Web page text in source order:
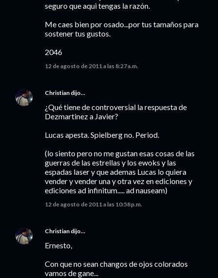
seguro que aqui tengas la razón.
Me caes bien por osado...por tus tamaños para
sostener tus gustos.
2046
12 de agosto de 2011 a las 8:27 a.m.
Christian dijo…
¿Qué tiene de controversial la respuesta de
Dezmartinez a Javier?
Lucas apesta. Spielberg no. Period.
(lo siento pero no me gustan esas cosas de las
guerras de las estrellas y los ewoks y las
espadas laser y que ademas Lucas lo quiera
vender y vender una y otra vez en ediciones y
ediciones ad infinitum..... ad nauseam)
12 de agosto de 2011 a las 10:58 p.m.
Christian dijo…
Ernesto,
Con que no sean changos de ojos colorados
vamos de gane...